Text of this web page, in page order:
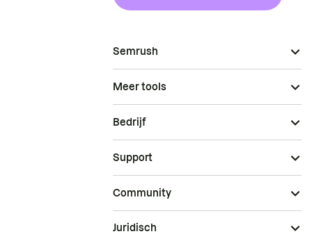
Semrush
Meer tools
Bedrijf
Support
Community
Juridisch